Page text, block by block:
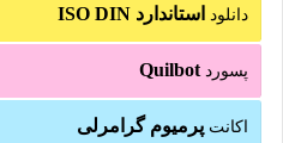
دانلود استاندارد ISO DIN
پسورد Quilbot
اکانت پرمیوم گرامرلی